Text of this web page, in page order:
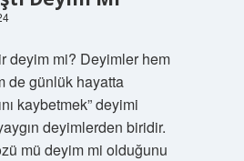
deyim mi? Deyimler hem
de günlük hayatta
kaybetmek” deyimi
deyimlerden biridir.
mü deyim mi olduğunu